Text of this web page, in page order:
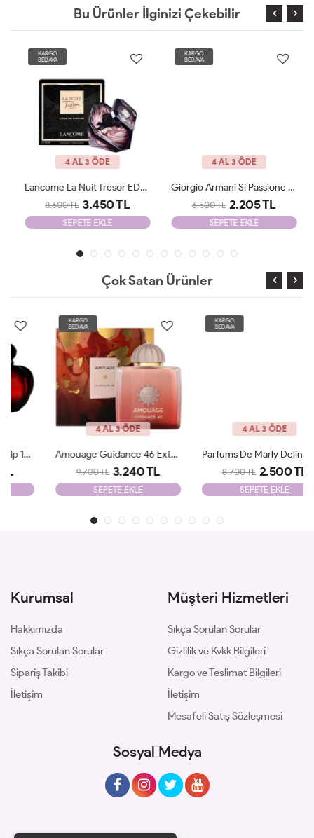
Bu Ürünler İlginizi Çekebilir
KARGO
BEDAVA
4 AL 3 ÖDE
Lancome La Nuit Tresor EDP 100 Ml JLT Woman
8.600 TL 3.450 TL
SEPETE EKLE
KARGO
BEDAVA
4 AL 3 ÖDE
Giorgio Armani Si Passione Edp 100 Ml JLT Woman
6.500 TL 2.205 TL
SEPETE EKLE
Çok Satan Ürünler
4 AL 3 ÖDE
Amouage Guidance 46 Extrait De Parfum JLT
3.240 TL
SEPETE EKLE
4 AL 3 ÖDE
Parfums De Marly Delina EDP 75 Ml JLT
2.500 TL
SEPETE EKLE
Kurumsal
Hakkımızda
Sıkça Sorulan Sorular
Sipariş Takibi
İletişim
Müşteri Hizmetleri
Sıkça Sorulan Sorular
Gizlilik ve Kvkk Bilgileri
Kargo ve Teslimat Bilgileri
İletişim
Mesafeli Satış Sözleşmesi
Sosyal Medya